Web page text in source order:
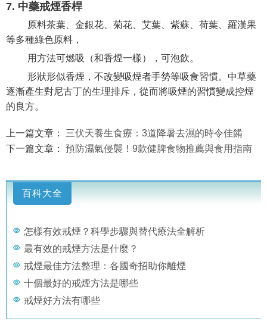
7. 中藥戒煙香桿
原料茶葉、金銀花、菊花、艾葉、紫蘇、荷葉、羅漢果
等多種綠色原料，
用方法可燃吸（和香煙一樣），可泡飲。
形狀形似香煙，不改變吸煙者手勢等吸食習慣。中草藥
逐漸產生對尼古丁的生理排斥，從而將吸煙的習慣變成控煙
的良方。
上一篇文章： 三伏天養生食療：3道降暑去濕的時令佳餚
下一篇文章： 預防濕氣侵襲！9款健脾食物推薦與食用指南
百科大全
怎樣有效戒煙？科學步驟與替代療法全解析
最有效的戒煙方法是什麼？
戒煙最佳方法整理：各國奇招助你離煙
十個最好的戒煙方法是哪些
戒煙好方法有哪些